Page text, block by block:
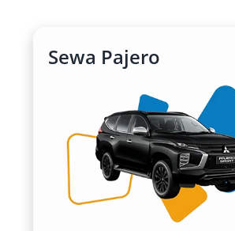
mewah yang menawarkan kabin
interior elegan, serta fitur
pendingin udara yang
perjalanan keluarga maupun
mobil Pajero memastikan
nyaman meskipun menempuh
menghadapi kemacetan dalam
2. Tenaga Mesin
Sewa Pajero